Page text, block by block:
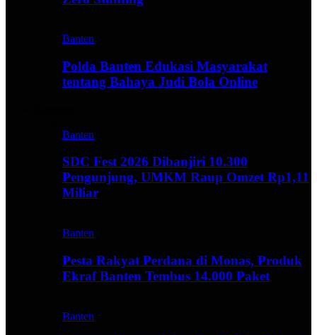
Banten
Polda Banten Edukasi Masyarakat
tentang Bahaya Judi Bola Online
Banten
SDC Fest 2026 Dibanjiri 10.300
Pengunjung, UMKM Raup Omzet Rp1,11
Miliar
Banten
Pesta Rakyat Perdana di Monas, Produk
Ekraf Banten Tembus 14.000 Paket
Banten